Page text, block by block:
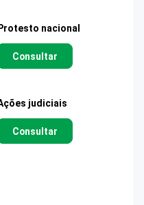
Protesto nacional
Consultar
judiciais
Consultar